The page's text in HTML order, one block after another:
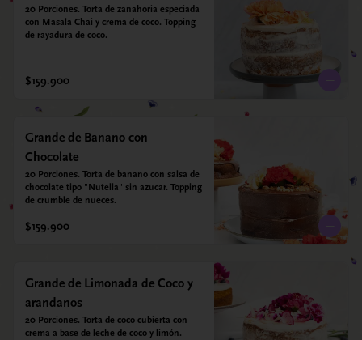
20 Porciones. Torta de zanahoria especiada
con Masala Chai y crema de coco. Topping
de rayadura de coco.
$159.900
Grande de Banano con
Chocolate
20 Porciones. Torta de banano con salsa de
chocolate tipo "Nutella" sin azucar. Topping
de crumble de nueces.
$159.900
Grande de Limonada de Coco y
arandanos
20 Porciones. Torta de coco cubierta con
crema a base de leche de coco y limón.